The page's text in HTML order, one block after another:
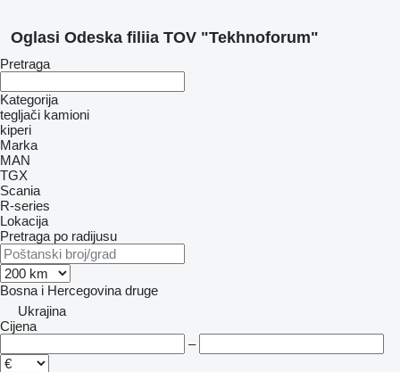
Oglasi Odeska filiia TOV "Tekhnoforum"
Pretraga
Kategorija
tegljači kamioni
kiperi
Marka
MAN
TGX
Scania
R-series
Lokacija
Pretraga po radijusu
Bosna i Hercegovina druge
Ukrajina
Cijena
–